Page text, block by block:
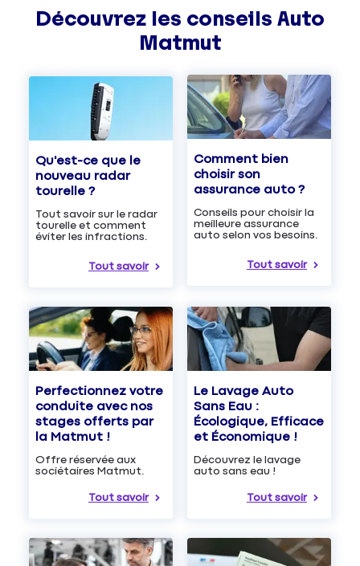
Découvrez les conseils Auto
Matmut
Qu'est-ce que le
nouveau radar
tourelle ?
Tout savoir sur le radar
tourelle et comment
éviter les infractions.
Tout savoir
Comment bien
choisir son
assurance auto ?
Conseils pour choisir la
meilleure assurance
auto selon vos besoins.
Tout savoir
Perfectionnez votre
conduite avec nos
stages offerts par
la Matmut !
Offre réservée aux
sociétaires Matmut.
Tout savoir
Le Lavage Auto
Sans Eau :
Écologique, Efficace
et Économique !
Découvrez le lavage
auto sans eau !
Tout savoir